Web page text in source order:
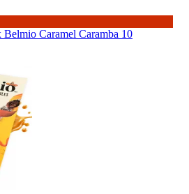
Caramel Caramba 10